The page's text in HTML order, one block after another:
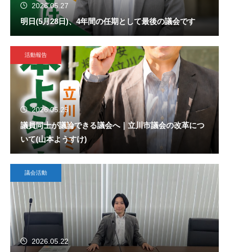
2026.05.27
明日(5月28日)、4年間の任期として最後の議会です
活動報告
2026.05.25
議員同士が議論できる議会へ｜立川市議会の改革につ
いて(山本ようすけ)
議会活動
2026.05.22